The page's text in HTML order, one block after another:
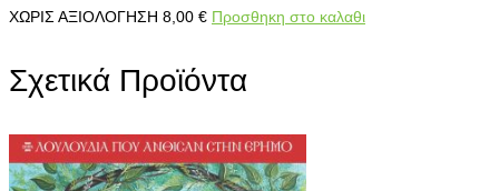
ΧΩΡΙΣ ΑΞΙΟΛΟΓΗΣΗ 8,00 € Προσθηκη στο καλαθι
Σχετικά Προϊόντα